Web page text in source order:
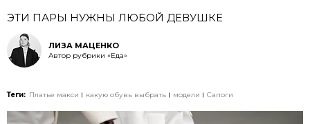
ЭТИ ПАРЫ НУЖНЫ ЛЮБОЙ ДЕВУШКЕ
ЛИЗА МАЦЕНКО
Автор рубрики «Еда»
Теги: Платье макси какую обувь выбрать модели Сапоги